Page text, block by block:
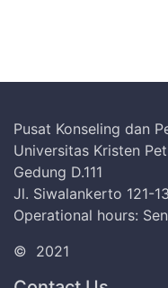
Pusat Konseling dan
Universitas Kristen
Gedung D.111
Jl. Siwalankerto 121-
Operational hours:
© 2021